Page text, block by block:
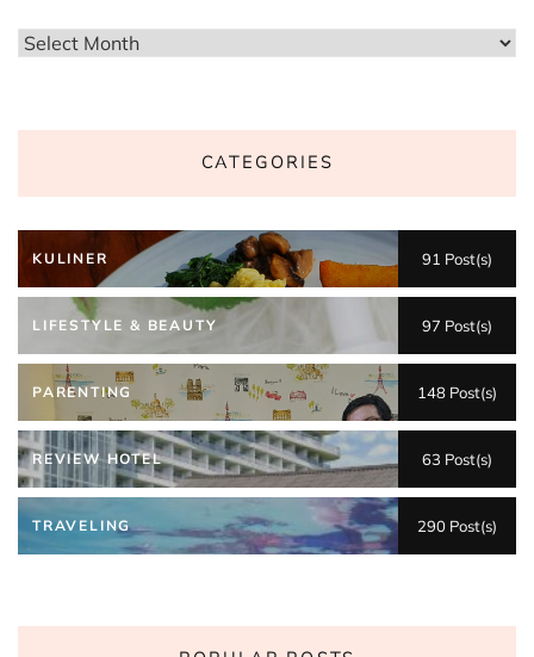
Archives
CATEGORIES
KULINER 91 Post(s)
LIFESTYLE & BEAUTY 97 Post(s)
PARENTING 148 Post(s)
REVIEW HOTEL 63 Post(s)
TRAVELING 290 Post(s)